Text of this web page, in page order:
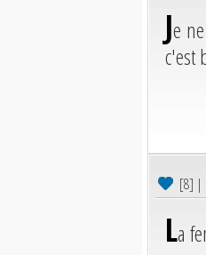
Je
c'est
[8] |
La